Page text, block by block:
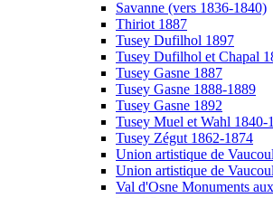
Savanne (vers 1836-1840)
Thiriot 1887
Tusey Dufilhol 1897
Tusey Dufilhol et Chapal
Tusey Gasne 1887
Tusey Gasne 1888-1889
Tusey Gasne 1892
Tusey Muel et Wahl 1840-
Tusey Zégut 1862-1874
Union artistique de
Union artistique de
Val d'Osne Monuments